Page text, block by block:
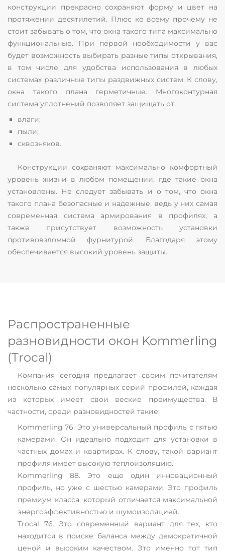
конструкции прекрасно сохраняют форму и цвет на
протяжении десятилетий. Плюс ко всему прочему не
стоит забывать о том, что окна такого типа максимально
функциональные. При первой необходимости у вас
будет возможность выбирать разные типы открывания,
в том числе для удобства использования в любых
системах различные типы раздвижных систем. К слову,
окна такого плана герметичные. Многоконтурная
система уплотнений позволяет защищать от:
влаги;
пыли;
сквозняков.
Конструкции сохраняют максимально комфортный
уровень жизни в любом помещении, где такие окна
установлены. Не следует забывать и о том, что окна
такого плана безопасные и надежные, ведь у них самая
современная система армирования в профилях, а
также присутствует возможность установки
противовзломной фурнитурой. Благодаря этому
обеспечивается высокий уровень защиты.
Распространенные
разновидности окон Kommerling
(Trocal)
Компания сегодня предлагает своим почитателям
несколько самых популярных серий профилей, каждая
из которых имеет свои веские преимущества. В
частности, среди разновидностей такие:
Kommerling 76. Это универсальный профиль с пятью
камерами. Он идеально подходит для установки в
частных домах и квартирах. К слову, такой вариант
профиля имеет высокую теплоизоляцию.
Kommerling 88. Это еще один инновационный
профиль, но уже с шестью камерами. Это профиль
премиум класса, который отличается максимальной
энергоэффективностью и шумоизоляцией.
Trocal 76. Это современный вариант для тех, кто
находится в поиске баланса между демократичной
ценой и высоким качеством. Это именно тот тип